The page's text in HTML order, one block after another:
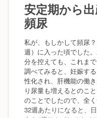
安定期から
頻尿
私が、もしかして頻尿
週）に入った頃でした
分を控えても、これま
調べてみると、妊娠す
性化され、肝機能の働
り尿量も増えるとのこ
のことでしたので、全
32週あたりになると、